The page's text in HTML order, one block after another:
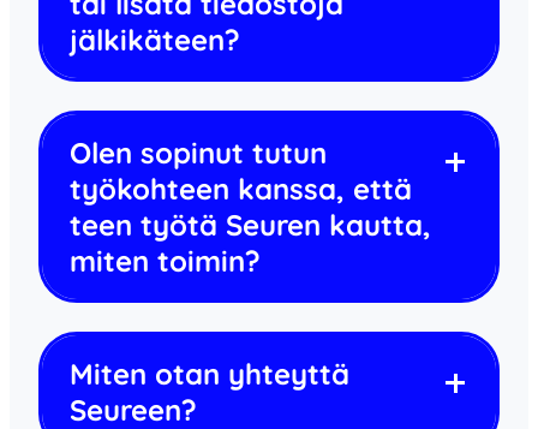
jälkikäteen?
Olen sopinut tutun
työkohteen kanssa, että
teen työtä Seuren kautta,
miten toimin?
Miten otan yhteyttä
Seureen?